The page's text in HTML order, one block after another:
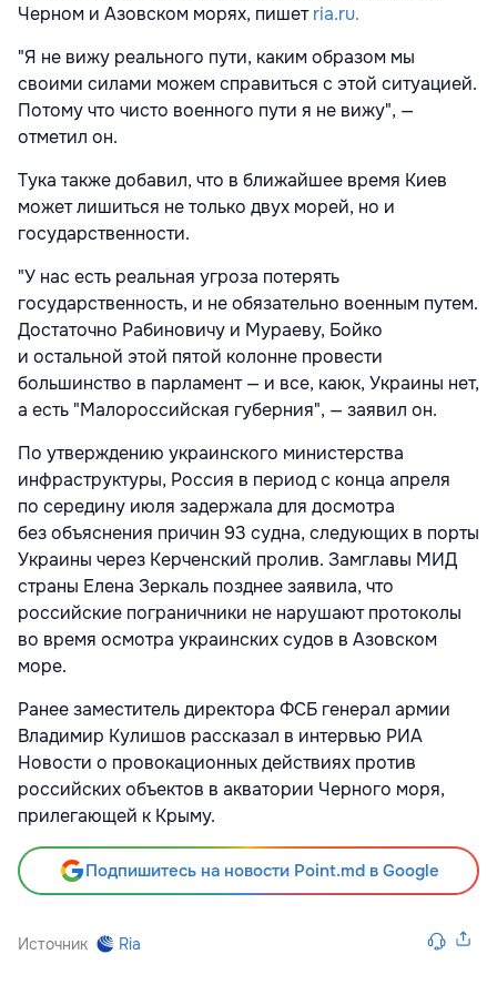
Черном и Азовском морях, пишетria.ru.
"Я не вижу реального пути, каким образом мы
своими силами можем справиться с этой ситуацией.
Потому что чисто военного пути я не вижу", —
отметил он.
Тука также добавил, что в ближайшее время Киев
может лишиться не только двух морей, но и
государственности.
"У нас есть реальная угроза потерять
государственность, и не обязательно военным путем.
Достаточно Рабиновичу и Мураеву, Бойко
и остальной этой пятой колонне провести
большинство в парламент — и все, каюк, Украины нет,
а есть "Малороссийская губерния", — заявил он.
По утверждению украинского министерства
инфраструктуры, Россия в период с конца апреля
по середину июля задержала для досмотра
без объяснения причин 93 судна, следующих в порты
Украины через Керченский пролив. Замглавы МИД
страны Елена Зеркаль позднее заявила, что
российские пограничники не нарушают протоколы
во время осмотра украинских судов в Азовском
море.
Ранее заместитель директора ФСБ генерал армии
Владимир Кулишов рассказал в интервью РИА
Новости о провокационных действиях против
российских объектов в акватории Черного моря,
прилегающей к Крыму.
Подпишитесь на новости Point.md в Google
Источник Ria